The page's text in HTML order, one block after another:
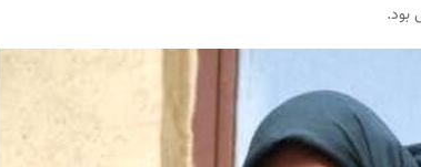
بود.